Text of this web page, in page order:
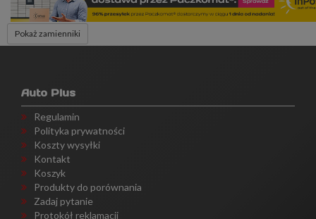
Pokaż zamienniki
Auto Plus
Regulamin
Polityka prywatności
Koszty wysyłki
Kontakt
Koszyk
Produkty do porównania
Zadaj pytanie
Protokół reklamacji